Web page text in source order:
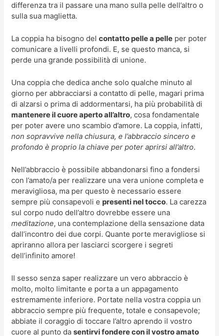
differenza tra il passare una mano sulla pelle dell’altro o
sulla sua maglietta.
La coppia ha bisogno delcontatto pelle a pelle per poter
comunicare a livelli profondi. E, se questo manca, si
perde una grande possibilità di unione.
Una coppia che dedica anche solo qualche minuto al
giorno per abbracciarsi a contatto di pelle, magari prima
di alzarsi o prima di addormentarsi, ha più probabilità di
mantenere il cuore aperto all’altro, cosa fondamentale
per poter avere uno scambio d’amore. La coppia, infatti,
non sopravvive nella chiusura, e l’abbraccio sincero e
profondo è proprio la chiave per poter aprirsi all’altro.
Nell’abbraccio è possibile abbandonarsi fino a fondersi
con l’amato/a per realizzare una vera unione completa e
meravigliosa, ma per questo è necessario essere
sempre più consapevoli e presenti nel tocco. La carezza
sul corpo nudo dell’altro dovrebbe essere una
meditazione, una contemplazione della sensazione data
dall’incontro dei due corpi. Quante porte meravigliose si
apriranno allora per lasciarci scorgere i segreti
dell’infinito amore!
Il sesso senza saper realizzare un vero abbraccio è
molto, molto limitante e porta a un appagamento
estremamente inferiore. Portate nella vostra coppia un
abbraccio sempre più frequente, totale e consapevole;
abbiate il coraggio di toccare l’altro aprendo il vostro
cuore al punto dasentirvi fondere con il vostro amato